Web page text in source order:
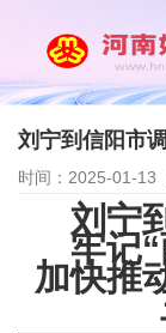
刘宁到信阳市
时间：2025-01-13
刘宁
牢记
加快推